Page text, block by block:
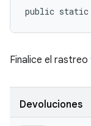
public
Finalice el
Devoluciones